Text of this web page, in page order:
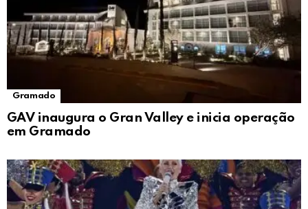
Gramado
GAV inaugura o Gran Valley e inicia operação
em Gramado